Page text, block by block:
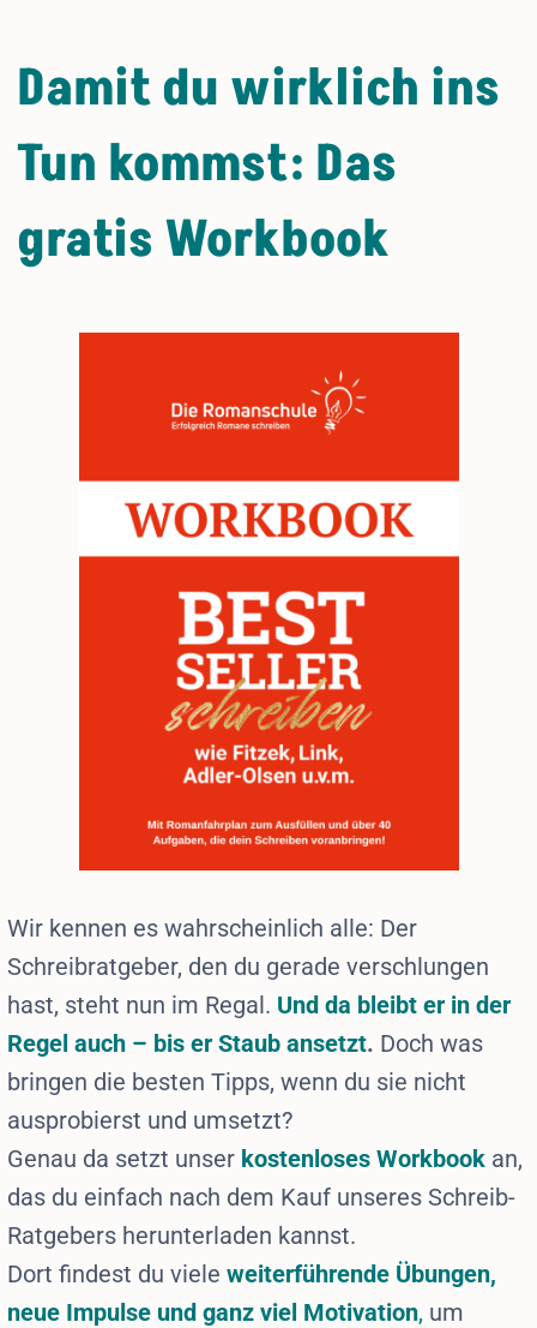
Damit du wirklich ins
Tun kommst: Das
gratis Workbook
Wir kennen es wahrscheinlich alle: Der
Schreibratgeber, den du gerade verschlungen
hast, steht nun im Regal. Und da bleibt er in der
Regel auch – bis er Staub ansetzt. Doch was
bringen die besten Tipps, wenn du sie nicht
ausprobierst und umsetzt?
Genau da setzt unser kostenloses Workbook an,
das du einfach nach dem Kauf unseres Schreib-
Ratgebers herunterladen kannst.
Dort findest du viele weiterführende Übungen,
neue Impulse und ganz viel Motivation, um